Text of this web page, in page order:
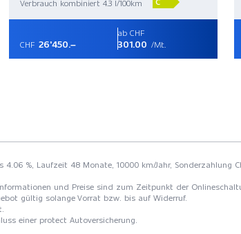
Verbrauch kombiniert 4.3 l/100km
CHF 26'450.–
ab CHF
301.00 /Mt.
4.06 %, Laufzeit 48 Monate, 10000 km/Jahr,
und Preise sind zum Zeitpunkt der
gültig solange Vorrat bzw. bis auf Widerruf.
einer protect Autoversicherung.